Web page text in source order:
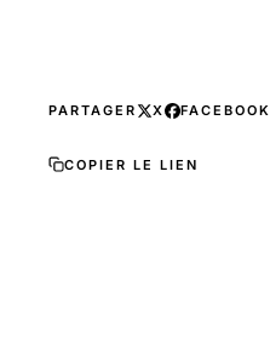
PARTAGER X FACEBOOK
COPIER LE LIEN